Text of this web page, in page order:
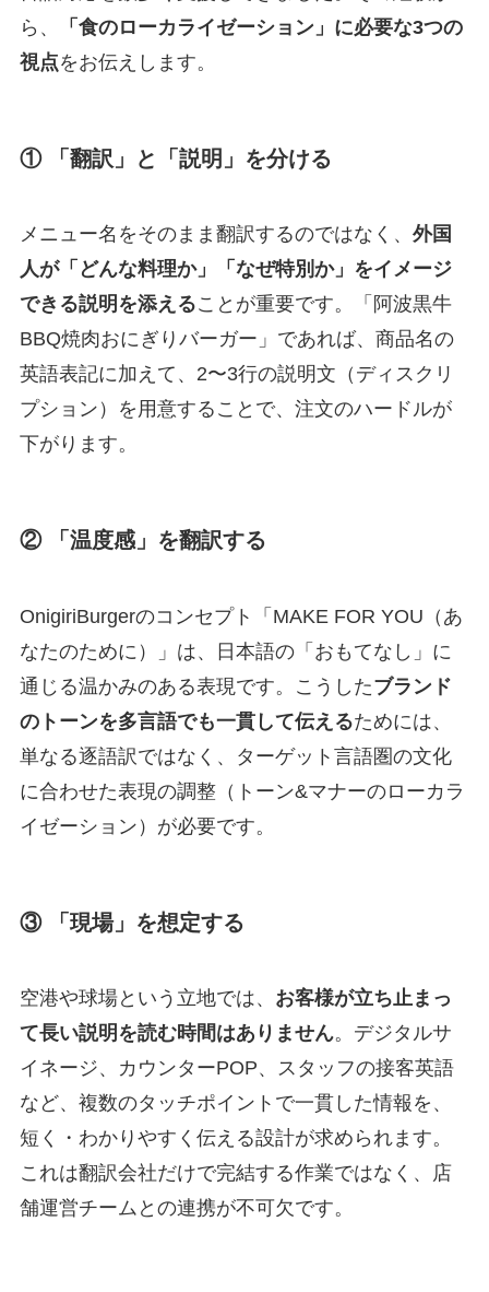
ら、
「食のローカライゼーション」に必要な3つの
視点をお伝えします。
① 「翻訳」と「説明」を分ける
メニュー名をそのまま翻訳するのではなく、 外国
人が「どんな料理か」「なぜ特別か」をイメージ
できる説明を添えることが重要です。「阿波黒牛
BBQ焼肉おにぎりバーガー」であれば、商品名の
英語表記に加えて、2〜3行の説明文（ディスクリ
プション）を用意することで、注文のハードルが
下がります。
② 「温度感」を翻訳する
OnigiriBurgerのコンセプト「MAKE FOR YOU（あ
なたのために）」は、日本語の「おもてなし」に
通じる温かみのある表現です。こうしたブランド
のトーンを多言語でも一貫して伝えるためには、
単なる逐語訳ではなく、ターゲット言語圏の文化
に合わせた表現の調整（トーン&マナーのローカラ
イゼーション）が必要です。
③ 「現場」を想定する
空港や球場という立地では、 お客様が立ち止まっ
て長い説明を読む時間はありません。デジタルサ
イネージ、カウンターPOP、スタッフの接客英語
など、複数のタッチポイントで一貫した情報を、
短く・わかりやすく伝える設計が求められます。
これは翻訳会社だけで完結する作業ではなく、店
舗運営チームとの連携が不可欠です。